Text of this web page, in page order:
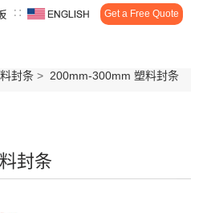
∷ Get a Free Quote
封条 > 200mm-300mm 塑料封条
封条